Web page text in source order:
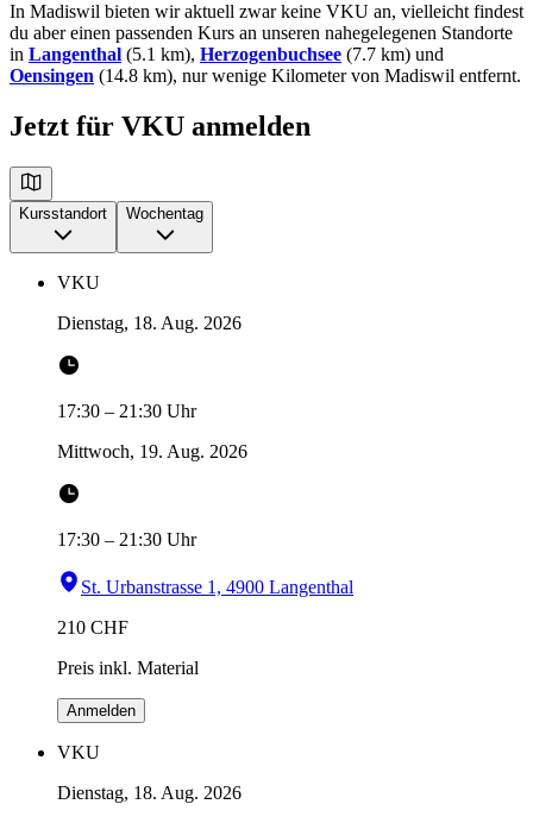
In Madiswil bieten wir aktuell zwar keine VKU an, vielleicht findest
du aber einen passenden Kurs an unseren nahegelegenen Standorte
in Langenthal (5.1 km), Herzogenbuchsee (7.7 km) und
Oensingen (14.8 km), nur wenige Kilometer von Madiswil entfernt.
Jetzt für VKU anmelden
Kursstandort Wochentag
VKU
Dienstag, 18. Aug. 2026
17:30 – 21:30 Uhr
Mittwoch, 19. Aug. 2026
17:30 – 21:30 Uhr
St. Urbanstrasse 1, 4900 Langenthal
210 CHF
Preis inkl. Material
Anmelden
VKU
Dienstag, 18. Aug. 2026